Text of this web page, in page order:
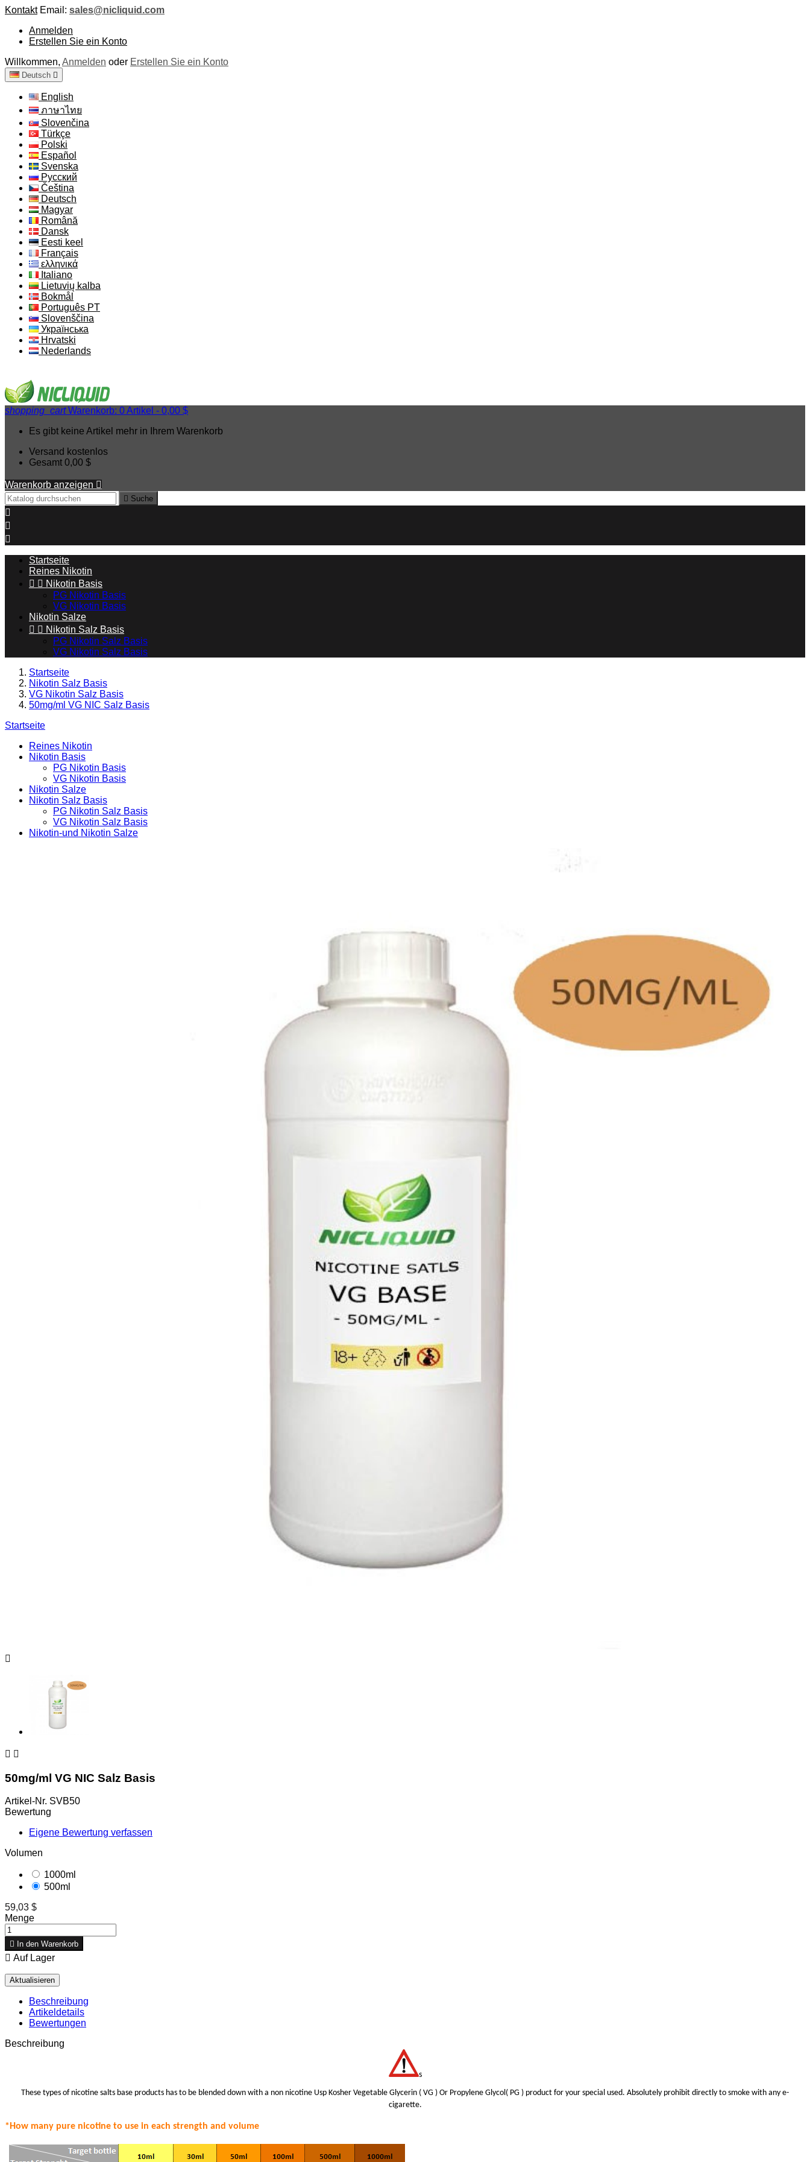
Kontakt Email: sales@nicliquid.com
Anmelden
Erstellen Sie ein Konto
Willkommen, Anmelden oder Erstellen Sie ein Konto
Deutsch 
English
ภาษาไทย
Slovenčina
Türkçe
Polski
Español
Svenska
Русский
Čeština
Deutsch
Magyar
Română
Dansk
Eesti keel
Français
ελληνικά
Italiano
Lietuvių kalba
Bokmål
Português PT
Slovenščina
Українська
Hrvatski
Nederlands
shopping_cart Warenkorb: 0Artikel - 0,00 $
Es gibt keine Artikel mehr in Ihrem Warenkorb
Versand kostenlos
Gesamt 0,00 $
Warenkorb anzeigen 
 Suche



Startseite
Reines Nikotin
  Nikotin Basis
PG Nikotin Basis
VG Nikotin Basis
Nikotin Salze
  Nikotin Salz Basis
PG Nikotin Salz Basis
VG Nikotin Salz Basis
Startseite
Nikotin Salz Basis
VG Nikotin Salz Basis
50mg/ml VG NIC Salz Basis
Startseite
Reines Nikotin
Nikotin Basis
PG Nikotin Basis
VG Nikotin Basis
Nikotin Salze
Nikotin Salz Basis
PG Nikotin Salz Basis
VG Nikotin Salz Basis
Nikotin-und Nikotin Salze

 
50mg/ml VG NIC Salz Basis
Artikel-Nr. SVB50
Bewertung
Eigene Bewertung verfassen
Volumen
1000ml
500ml
59,03 $
Menge
 In den Warenkorb
 Auf Lager
Beschreibung
Artikeldetails
Bewertungen
Beschreibung
s
These types of nicotine salts base products has to be blended down with a non nicotine Usp Kosher Vegetable Glycerin ( VG ) Or Propylene Glycol( PG ) product for your special used. Absolutely prohibit directly to smoke with any e-
cigarette.
*How many pure nicotine to use in each strength and volume